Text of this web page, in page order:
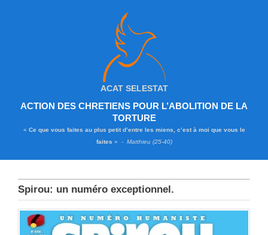
ACAT SELESTAT
ACTION DES CHRETIENS POUR L’ABOLITION DE LA
TORTURE
« Ce que vous faites au plus petit d’entre les miens, c’est à moi que vous le
faites » - Matthieu (25-40)
Spirou: un numéro exceptionnel.